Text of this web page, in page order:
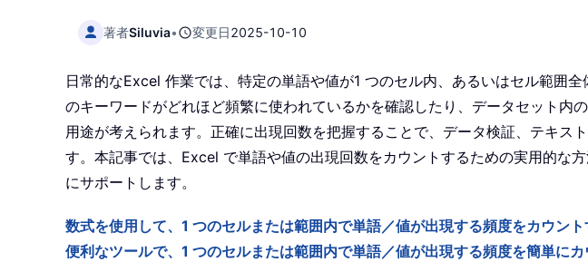
著者Siluvia• 変更日2025-10-10
日常的なExcel 作業では、特定の単語や値が1 つのセル内、あるいはセル範囲
のキーワードがどれほど頻繁に使われているかを確認したり、データセット
用途が考えられます。正確に出現回数を把握することで、データ検証、テキス
す。本記事では、Excel で単語や値の出現回数をカウントするための実用的な
にサポートします。
数式を使用して、1 つのセルまたは範囲内で単語／値が出現する頻度をカウント
便利なツールで、1 つのセルまたは範囲内で単語／値が出現する頻度を簡単に